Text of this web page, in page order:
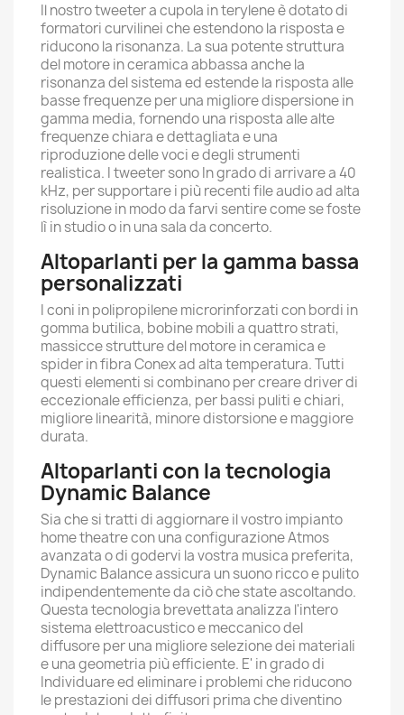
Il nostro tweeter a cupola in terylene è dotato di
formatori curvilinei che estendono la risposta e
riducono la risonanza. La sua potente struttura
del motore in ceramica abbassa anche la
risonanza del sistema ed estende la risposta alle
basse frequenze per una migliore dispersione in
gamma media, fornendo una risposta alle alte
frequenze chiara e dettagliata e una
riproduzione delle voci e degli strumenti
realistica. I tweeter sono In grado di arrivare a 40
kHz, per supportare i più recenti file audio ad alta
risoluzione in modo da farvi sentire come se foste
lì in studio o in una sala da concerto.
Altoparlanti per la gamma bassa
personalizzati
I coni in polipropilene microrinforzati con bordi in
gomma butilica, bobine mobili a quattro strati,
massicce strutture del motore in ceramica e
spider in fibra Conex ad alta temperatura. Tutti
questi elementi si combinano per creare driver di
eccezionale efficienza, per bassi puliti e chiari,
migliore linearità, minore distorsione e maggiore
durata.
Altoparlanti con la tecnologia
Dynamic Balance
Sia che si tratti di aggiornare il vostro impianto
home theatre con una configurazione Atmos
avanzata o di godervi la vostra musica preferita,
Dynamic Balance assicura un suono ricco e pulito
indipendentemente da ciò che state ascoltando.
Questa tecnologia brevettata analizza l'intero
sistema elettroacustico e meccanico del
diffusore per una migliore selezione dei materiali
e una geometria più efficiente. E' in grado di
Individuare ed eliminare i problemi che riducono
le prestazioni dei diffusori prima che diventino